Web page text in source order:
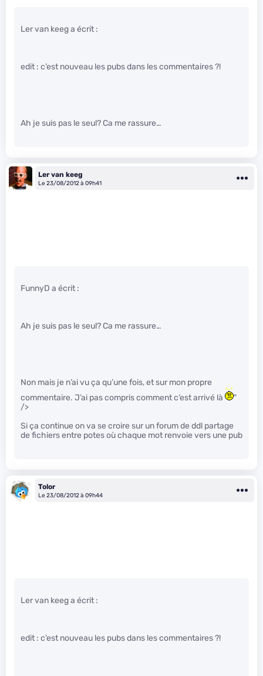
Ler van keeg a écrit :
edit : c’est nouveau les pubs dans les commentaires ?!
Ah je suis pas le seul? Ca me rassure…
Ler van keeg
Le 23/08/2012 à 09h41
FunnyD a écrit :
Ah je suis pas le seul? Ca me rassure…
Non mais je n’ai vu ça qu’une fois, et sur mon propre
commentaire. J’ai pas compris comment c’est arrivé là
"
/>
Si ça continue on va se croire sur un forum de ddl partage
de fichiers entre potes où chaque mot renvoie vers une pub
Tolor
Le 23/08/2012 à 09h44
Ler van keeg a écrit :
edit : c’est nouveau les pubs dans les commentaires ?!